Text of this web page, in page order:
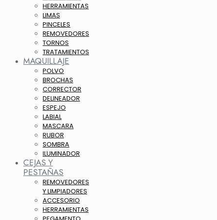
HERRAMIENTAS
LIMAS
PINCELES
REMOVEDORES
TORNOS
TRATAMIENTOS
MAQUILLAJE
POLVO
BROCHAS
CORRECTOR
DELINEADOR
ESPEJO
LABIAL
MASCARA
RUBOR
SOMBRA
ILUMINADOR
CEJAS Y
PESTAÑAS
REMOVEDORES
Y LIMPIADORES
ACCESORIO
HERRAMIENTAS